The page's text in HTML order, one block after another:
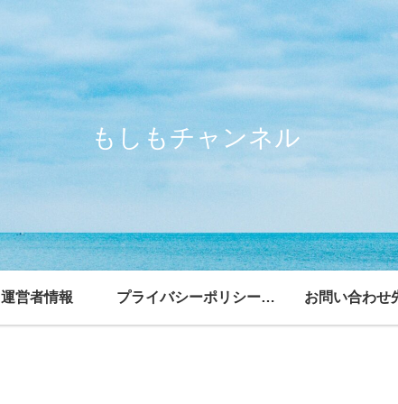
もしもチャンネル
運営者情報 プライバシーポリシー・免責事項 お問い合わせ